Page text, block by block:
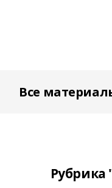
Все
Рубрика